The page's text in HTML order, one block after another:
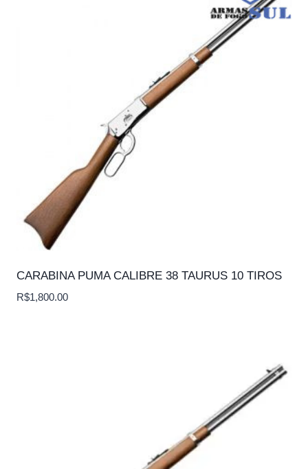
CARABINA PUMA CALIBRE 38 TAURUS 10 TIROS
R$1,800.00